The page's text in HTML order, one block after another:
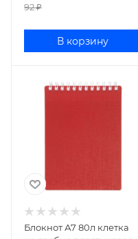
92₽
В корзину
Блокнот А7 80л клетка